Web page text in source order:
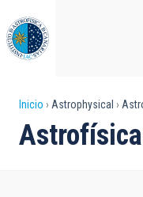
al
contenido
principal
Sobrescribir
enlaces
Inicio Astrophysical